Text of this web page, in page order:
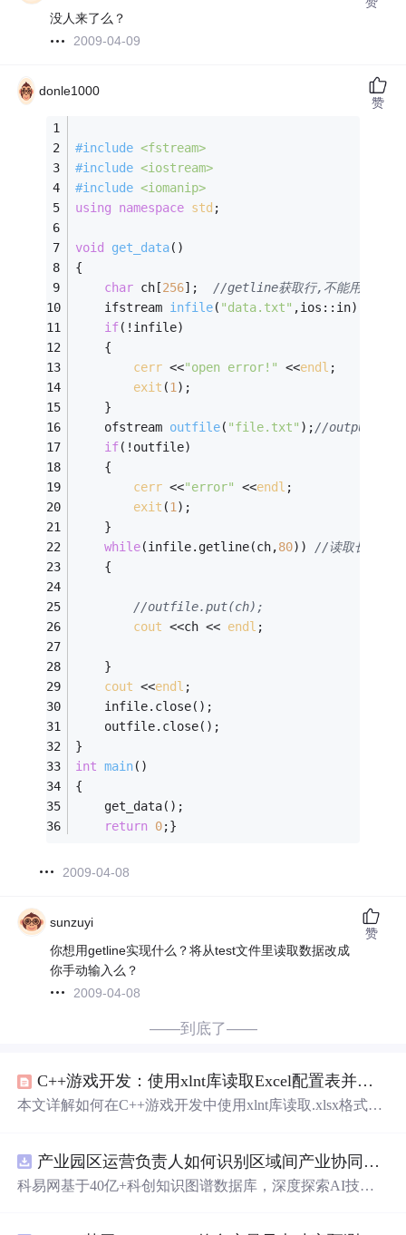
没人来了么？
2009-04-09
donle1000
#include <fstream>
#include <iostream>
#include <iomanip>
using
namespace std ;
void get_data()
{
char ch[256]; //getline获取行,不能用单个字
ifstream infile( "data.txt" ,ios::in)
if(!infile)
	{
cerr <<"open error!" <<endl ;
exit (1);
	}
ofstream outfile( "file.txt" ) ;//output
if(!outfile)
	{
cerr <<"error" <<endl ;
exit (1);
	}
while(infile.getline(ch,80)) //读取长度
	{
//outfile.put(ch);
cout <<ch << endl ;
	}
cout <<endl ;
	infile.close();
	outfile.close();
}
int main()
{
	get_data();
return 0;}
2009-04-08
赞
sunzuyi
你想用getline实现什么？将从test文件里读取数据改成
你手动输入么？
2009-04-08
赞
——到底了——
C++游戏开发：使用xlnt库读取Excel配置表并解决中文乱码问题
本文详解如何在C++游戏开发中使用xlnt库读取.xlsx格式配
K与Excel内部UTF-8编码不匹配导致的乱码问题，并提供
跨平台健壮配置模块设计、性能优化（如map加速查找、
产业园区运营负责人如何识别区域间产业协同机
科易网基于40亿+科创知识图谱数据库，深度探索AI技术